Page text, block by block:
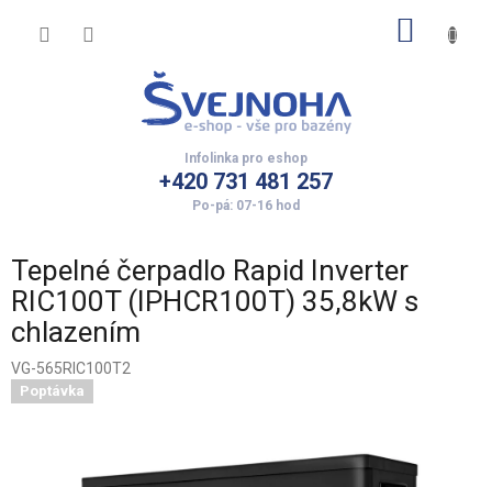
+420 731 481 257
Tepelné čerpadlo Rapid Inverter
RIC100T (IPHCR100T) 35,8kW s
chlazením
VG-565RIC100T2
Poptávka